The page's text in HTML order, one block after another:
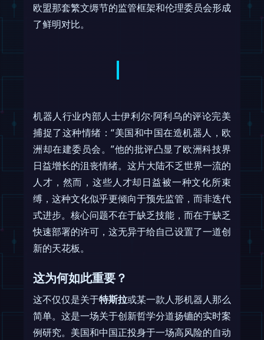
欧盟那套繁文缛节的监管框架和伦理委员会形成
了鲜明对比。
机器人行业内部人士伊利尔·阿利乌的评论完美
捕捉了这种情绪：“美国和中国在造机器人，欧
洲却在建委员会。”他的批评凸显了欧洲科技界
日益增长的沮丧情绪。这片大陆不乏世界一流的
人才，然而，这些人才却日益被一种文化所束
缚，这种文化似乎更倾向于预先监管，而非迭代
式进步。核心问题不在于缺乏技能，而在于缺乏
快速部署的许可，这无异于给自己设置了一道创
新的天花板。
这为何如此重要？
这不仅仅是关于特斯拉或某一款人形机器人那么
简单。这是一场关于创新哲学分道扬镳的实时案
例研究。美国和中国正投身于一场高风险的自动